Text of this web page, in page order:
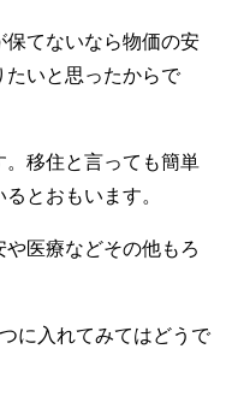
てないなら物価の安
たいと思ったからで
移住と言っても簡単
とおもいます。
医療などその他もろ
に入れてみてはどうで